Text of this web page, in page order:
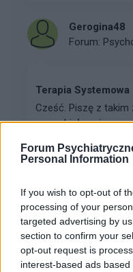
Forum
Personal Information
If you wish to opt-out of
processing of your
targeted advertising by
section to confirm your
opt-out request is
interest-based ads
Gerogina48
Forum:
Terapia Systemowa
Cześć. Piszę z takim
przerabiał może u
dziecko byłam
kingaaa89
Forum: